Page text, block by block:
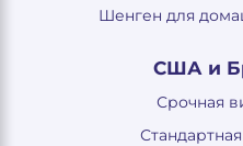
Шенген для
США и
Срочная